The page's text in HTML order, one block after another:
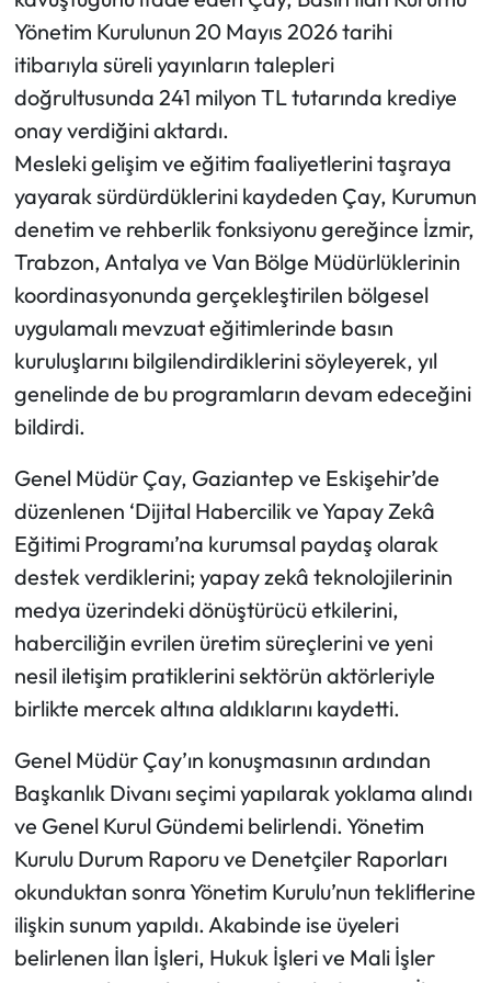
Yönetim Kurulunun 20 Mayıs 2026 tarihi
itibarıyla süreli yayınların talepleri
doğrultusunda 241 milyon TL tutarında krediye
onay verdiğini aktardı.
Mesleki gelişim ve eğitim faaliyetlerini taşraya
yayarak sürdürdüklerini kaydeden Çay, Kurumun
denetim ve rehberlik fonksiyonu gereğince İzmir,
Trabzon, Antalya ve Van Bölge Müdürlüklerinin
koordinasyonunda gerçekleştirilen bölgesel
uygulamalı mevzuat eğitimlerinde basın
kuruluşlarını bilgilendirdiklerini söyleyerek, yıl
genelinde de bu programların devam edeceğini
bildirdi.
Genel Müdür Çay, Gaziantep ve Eskişehir’de
düzenlenen ‘Dijital Habercilik ve Yapay Zekâ
Eğitimi Programı’na kurumsal paydaş olarak
destek verdiklerini; yapay zekâ teknolojilerinin
medya üzerindeki dönüştürücü etkilerini,
haberciliğin evrilen üretim süreçlerini ve yeni
nesil iletişim pratiklerini sektörün aktörleriyle
birlikte mercek altına aldıklarını kaydetti.
Genel Müdür Çay’ın konuşmasının ardından
Başkanlık Divanı seçimi yapılarak yoklama alındı
ve Genel Kurul Gündemi belirlendi. Yönetim
Kurulu Durum Raporu ve Denetçiler Raporları
okunduktan sonra Yönetim Kurulu’nun tekliflerine
ilişkin sunum yapıldı. Akabinde ise üyeleri
belirlenen İlan İşleri, Hukuk İşleri ve Mali İşler